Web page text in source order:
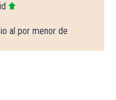
al por menor de